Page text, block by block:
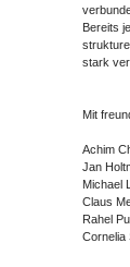
Bereits
stark
Mit
Achim
Jan
Michael
Claus
Rahel
Cornelia